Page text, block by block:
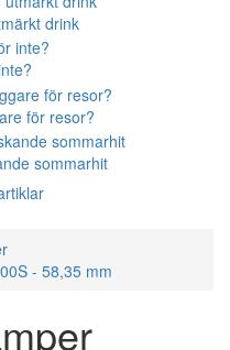
drink
för resor?
sommarhit
- 58,35 mm